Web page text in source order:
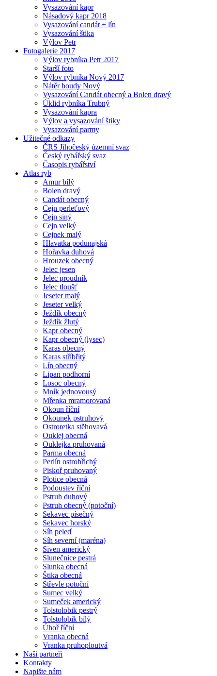
Vysazování kapr
Násadový kapr 2018
Vysazování candát + lín
Vysazování štika
Výlov Petr
Fotogalerie 2017
Výlov rybníka Petr 2017
Starší foto
Výlov rybníka Nový 2017
Nátěr boudy Nový
Vysazování Candát obecný a Bolen dravý
Úklid rybníka Trubný
Vysazování kapra
Výlov a vysazování štiky
Vysazování parmy
Užitečné odkazy
ČRS Jihočeský územní svaz
Český rybářský svaz
Časopis rybářství
Atlas ryb
Amur bílý
Bolen dravý
Candát obecný
Cejn perleťový
Cejn siný
Cejn velký
Cejnek malý
Hlavatka podunajská
Hořavka duhová
Hrouzek obecný
Jelec jesen
Jelec proudník
Jelec tloušť
Jeseter malý
Jeseter velký
Ježdík obecný
Ježdík žlutý
Kapr obecný
Kapr obecný (lysec)
Karas obecný
Karas stříbřitý
Lín obecný
Lipan podhorní
Losoc obecný
Mník jednovousý
Mřenka mramorovaná
Okoun říční
Okounek pstruhový
Ostroretka stěhovavá
Ouklej obecná
Ouklejka pruhovaná
Parma obecná
Perlín ostrobřichý
Piskoř pruhovaný
Plotice obecná
Podoustev říční
Pstruh duhový
Pstruh obecný (potoční)
Sekavec písečný
Sekavec horský
Síh peleď
Síh severní (maréna)
Siven americký
Slunečnice pestrá
Slunka obecná
Štika obecná
Střevle potoční
Sumec velký
Sumeček americký
Tolstolobik pestrý
Tolstolobik bílý
Úhoř říční
Vranka obecná
Vranka pruhoploutvá
Naši partneři
Kontakty
Napište nám